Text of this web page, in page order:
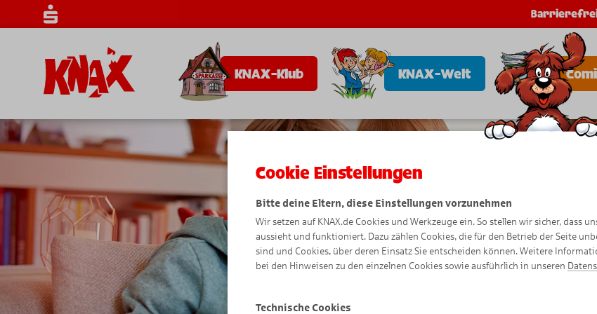
KNAX-Klub KNAX-Welt
Cookie Einstellungen
Bitte deine Eltern, diese Einstellungen vorzunehmen
Wir setzen auf KNAX.de Cookies und Werkzeuge ein. So stellen wir sicher, dass
aussieht und funktioniert. Dazu zählen Cookies, die für den Betrieb der Seite
sind und Cookies, über deren Einsatz Sie entscheiden können. Weitere
bei den Hinweisen zu den einzelnen Cookies sowie ausführlich in unseren
Technische Cookies